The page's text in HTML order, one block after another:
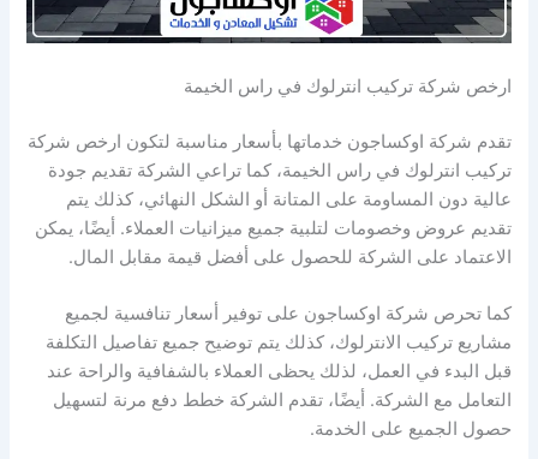
ارخص شركة تركيب انترلوك في راس الخيمة
تقدم شركة اوكساجون خدماتها بأسعار مناسبة لتكون ارخص شركة
تركيب انترلوك في راس الخيمة، كما تراعي الشركة تقديم جودة
عالية دون المساومة على المتانة أو الشكل النهائي، كذلك يتم
تقديم عروض وخصومات لتلبية جميع ميزانيات العملاء. أيضًا، يمكن
الاعتماد على الشركة للحصول على أفضل قيمة مقابل المال.
كما تحرص شركة اوكساجون على توفير أسعار تنافسية لجميع
مشاريع تركيب الانترلوك، كذلك يتم توضيح جميع تفاصيل التكلفة
قبل البدء في العمل، لذلك يحظى العملاء بالشفافية والراحة عند
التعامل مع الشركة. أيضًا، تقدم الشركة خطط دفع مرنة لتسهيل
حصول الجميع على الخدمة.